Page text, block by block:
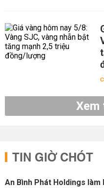
Xem
TIN GIỜ CHÓT
An Bình Phát Holdings làm